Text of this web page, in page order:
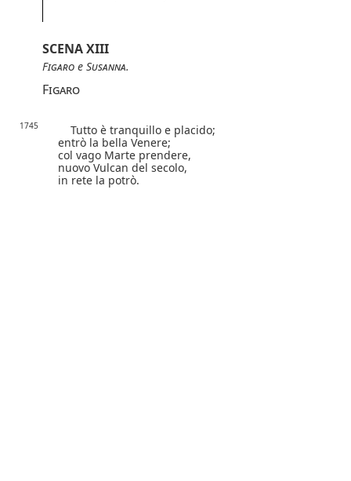
SCENA XIII
Figaro e Susanna.
Figaro
1745
Tutto è tranquillo e placido;
entrò la bella Venere;
col vago Marte prendere,
nuovo Vulcan del secolo,
in rete la potrò.